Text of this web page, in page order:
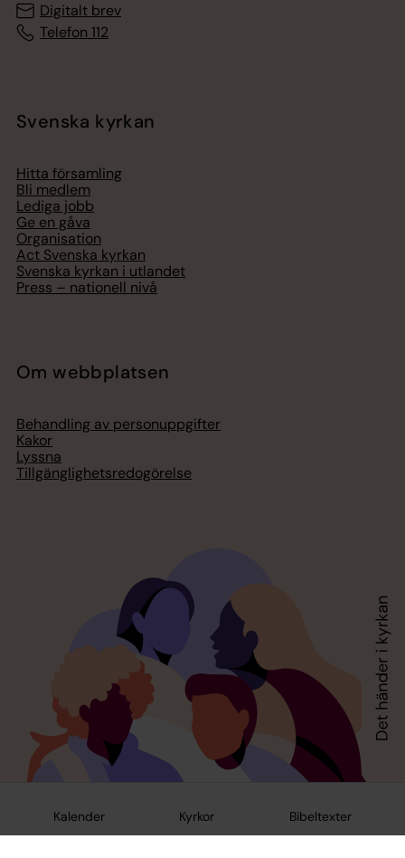
Kalender Kyrkor Bibeltexter
Digitalt brev
Telefon 112
Svenska kyrkan
Hitta församling
Bli medlem
Lediga jobb
Ge en gåva
Organisation
Act Svenska kyrkan
Svenska kyrkan i utlandet
Press – nationell nivå
Om webbplatsen
Behandling av personuppgifter
Kakor
Lyssna
Tillgänglighetsredogörelse